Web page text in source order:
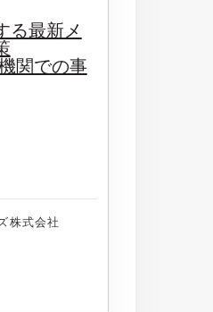
る最新メ
関での事
株式会社